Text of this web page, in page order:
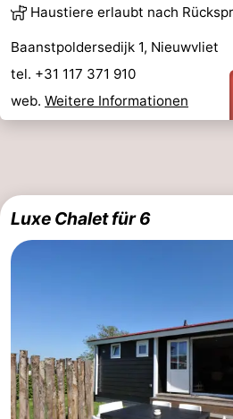
Haustiere erlaubt nach
Baanstpoldersedijk 1, Nieuwvliet
tel. +31 117 371 910
web. Weitere Informationen
Luxe Chalet für 6